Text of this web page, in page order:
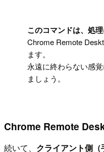
このコマンドは、処
Chrome Remote
ます。
永遠に終わらない感
ましょう。
Chrome Remote
続いて、 クライアント側